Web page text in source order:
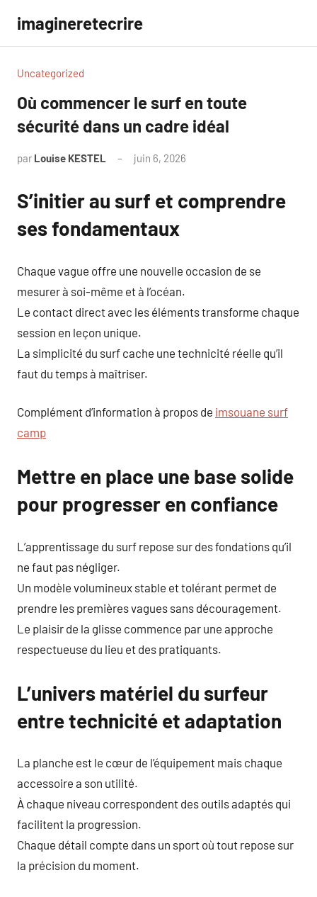
contenu
imagineretecrire
Uncategorized
Où commencer le surf en toute
sécurité dans un cadre idéal
par Louise KESTEL juin 6, 2026
S’initier au surf et comprendre
ses fondamentaux
Chaque vague offre une nouvelle occasion de se
mesurer à soi-même et à l’océan.
Le contact direct avec les éléments transforme chaque
session en leçon unique.
La simplicité du surf cache une technicité réelle qu’il
faut du temps à maîtriser.
Complément d’information à propos de imsouane surf
camp
Mettre en place une base solide
pour progresser en confiance
L’apprentissage du surf repose sur des fondations qu’il
ne faut pas négliger.
Un modèle volumineux stable et tolérant permet de
prendre les premières vagues sans découragement.
Le plaisir de la glisse commence par une approche
respectueuse du lieu et des pratiquants.
L’univers matériel du surfeur
entre technicité et adaptation
La planche est le cœur de l’équipement mais chaque
accessoire a son utilité.
À chaque niveau correspondent des outils adaptés qui
facilitent la progression.
Chaque détail compte dans un sport où tout repose sur
la précision du moment.